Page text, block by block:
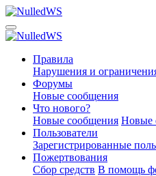
Правила
Нарушения и
Форумы
Новые сообщения
Что нового?
Новые сообщения Новые
Пользователи
Зарегистрированные
Пожертвования
Сбор средств В помощь